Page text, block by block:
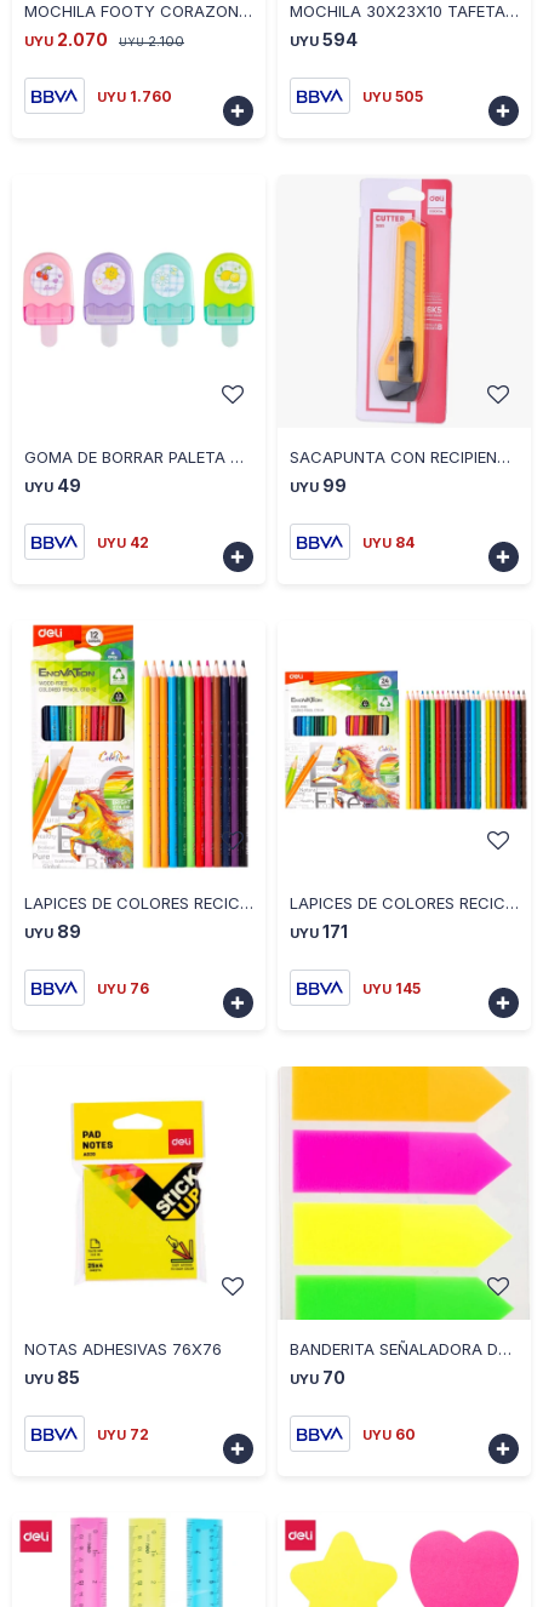
MOCHILA FOOTY CORAZON 18" - ROSADO
UYU 2.070 UYU 2.100
UYU 1.760

MOCHILA 30X23X10 TAFETA PAW TEAM AZUL
UYU 594
UYU 505

GOMA DE BORRAR PALETA DE HELADO DELI
UYU 49
UYU 42

SACAPUNTA CON RECIPIENTE CHIC DELI
UYU 99
UYU 84
-

LAPICES DE COLORES RECICLADOS DELI X 12 UNIDADES
UYU 89
UYU 76

LAPICES DE COLORES RECICLADOS DELI X 24 UNIDADES
UYU 171
UYU 145

NOTAS ADHESIVAS 76X76
UYU 85
UYU 72

BANDERITA SEÑALADORA DELI 5 COLORES
UYU 70
UYU 60
- +
